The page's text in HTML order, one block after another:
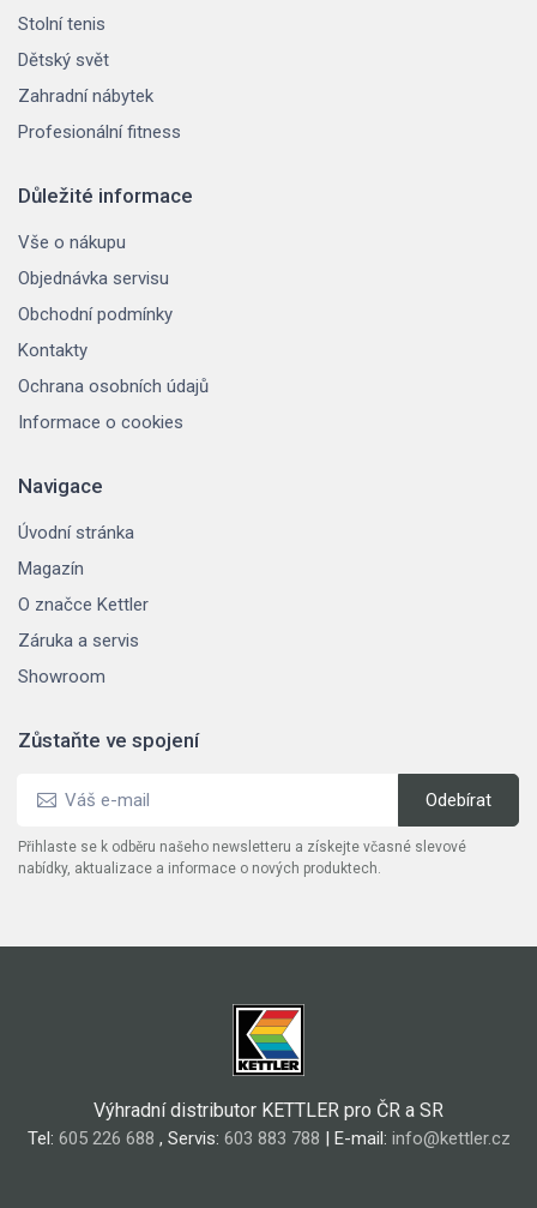
Stolní tenis
Dětský svět
Zahradní nábytek
Profesionální fitness
Důležité informace
Vše o nákupu
Objednávka servisu
Obchodní podmínky
Kontakty
Ochrana osobních údajů
Informace o cookies
Navigace
Úvodní stránka
Magazín
O značce Kettler
Záruka a servis
Showroom
Zůstaňte ve spojení
Přihlaste se k odběru našeho newsletteru a získejte včasné slevové
nabídky, aktualizace a informace o nových produktech.
Výhradní distributor KETTLER pro ČR a SR
Tel: 605 226 688 , Servis: 603 883 788 | E-mail: info@kettler.cz